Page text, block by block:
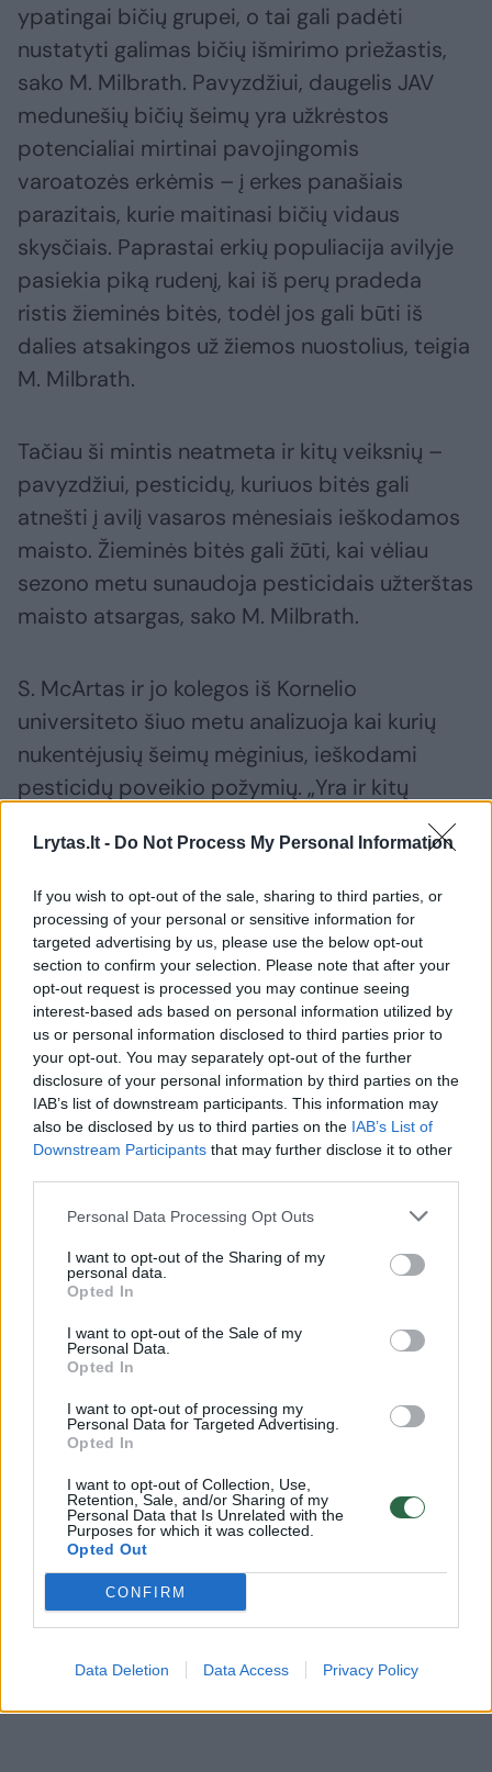
Lrytas.lt - Do Not Process My Personal Information
If you wish to opt-out of the sale, sharing to third parties, or
processing of your personal or sensitive information for
targeted advertising by us, please use the below opt-out
section to confirm your selection. Please note that after your
opt-out request is processed you may continue seeing
interest-based ads based on personal information utilized by
us or personal information disclosed to third parties prior to
your opt-out. You may separately opt-out of the further
disclosure of your personal information by third parties on the
IAB’s list of downstream participants. This information may
also be disclosed by us to third parties on the IAB’s List of
Downstream Participants that may further disclose it to other
Personal Data Processing Opt Outs
I want to opt-out of the Sharing of my
personal data.
Opted In
I want to opt-out of the Sale of my
Personal Data.
Opted In
I want to opt-out of processing my
Personal Data for Targeted Advertising.
Opted In
I want to opt-out of Collection, Use,
Retention, Sale, and/or Sharing of my
Personal Data that Is Unrelated with the
Purposes for which it was collected.
Opted Out
CONFIRM
Data Deletion Data Access Privacy Policy
ypatingai bičių grupei, o tai gali padėti
nustatyti galimas bičių išmirimo priežastis,
sako M. Milbrath. Pavyzdžiui, daugelis JAV
medunešių bičių šeimų yra užkrėstos
potencialiai mirtinai pavojingomis
varoatozės erkėmis – į erkes panašiais
parazitais, kurie maitinasi bičių vidaus
skysčiais. Paprastai erkių populiacija avilyje
pasiekia piką rudenį, kai iš perų pradeda
ristis žieminės bitės, todėl jos gali būti iš
dalies atsakingos už žiemos nuostolius, teigia
M. Milbrath.
Tačiau ši mintis neatmeta ir kitų veiksnių –
pavyzdžiui, pesticidų, kuriuos bitės gali
atnešti į avilį vasaros mėnesiais ieškodamos
maisto. Žieminės bitės gali žūti, kai vėliau
sezono metu sunaudoja pesticidais užterštas
maisto atsargas, sako M. Milbrath.
S. McArtas ir jo kolegos iš Kornelio
universiteto šiuo metu analizuoja kai kurių
nukentėjusių šeimų mėginius, ieškodami
pesticidų poveikio požymių. „Yra ir kitų
pavyzdžiui, ar neatsirado naujų patogenų, –
sako jis. – Turime tam tikrų duomenų, bet kol
kas neturime jokių rezultatų. Dirbame prie to.“
Parengta pagal „New Scientist“.
bitės JAV Mirtis
Komentuoti gali tik Lrytas registruoti vartotojai.
Prisijunkite prie registruotų vartotojų
bendruomenės ir bendraukite komentaruose!
Prisijungti komentatoriams